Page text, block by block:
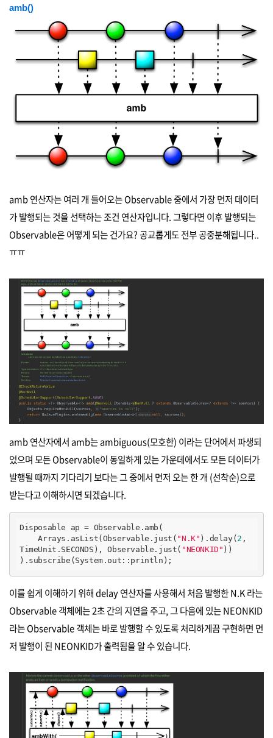
amb()
amb 연산자는 여러 개 들어오는 Observable 중에서 가장 먼저 데이터
가 발행되는 것을 선택하는 조건 연산자입니다. 그렇다면 이후 발행되는
Observable은 어떻게 되는 건가요? 공교롭게도 전부 공중분해됩니다..
ㅠㅠ
amb 연산자에서 amb는ambiguous(모호한) 이라는 단어에서 파생되
었으며 모든 Observable이 동일하게 있는 가운데에서도 모든 데이터가
발행될 때까지 기다리기 보다는 그 중에서 먼저 오는 한 개 (선착순)으로
받는다고 이해하시면 되겠습니다.
Disposable ap = Observable.amb(
    Arrays.asList(Observable.just(
"N.K" ).delay( 2 ,
TimeUnit.SECONDS), Observable.just( "NEONKID" ))
).subscribe(System.out::println);
이를 쉽게 이해하기 위해 delay 연산자를 사용해서 처음 발행한 N.K 라는
Observable 객체에는 2초 간의 지연을 주고, 그 다음에 있는 NEONKID
라는 Observable 객체는 바로 발행할 수 있도록 처리하게끔 구현하면 먼
저 발행이 된 NEONKID가 출력됨을 알 수 있습니다.